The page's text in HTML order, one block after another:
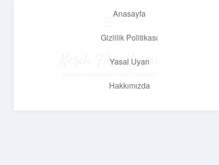
Anasayfa
Gizlilik Politikası
Yasal Uyarı
Hakkımızda
Neşeli Fikir Köşesi